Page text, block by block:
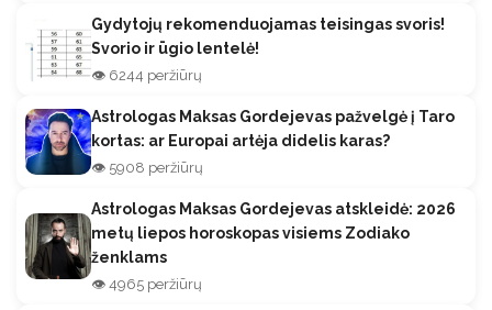
Gydytojų rekomenduojamas teisingas svoris!
Svorio ir ūgio lentelė!
👁️ 6244 peržiūrų
Astrologas Maksas Gordejevas pažvelgė į Taro
kortas: ar Europai artėja didelis karas?
👁️ 5908 peržiūrų
Astrologas Maksas Gordejevas atskleidė: 2026
metų liepos horoskopas visiems Zodiako
ženklams
👁️ 4965 peržiūrų